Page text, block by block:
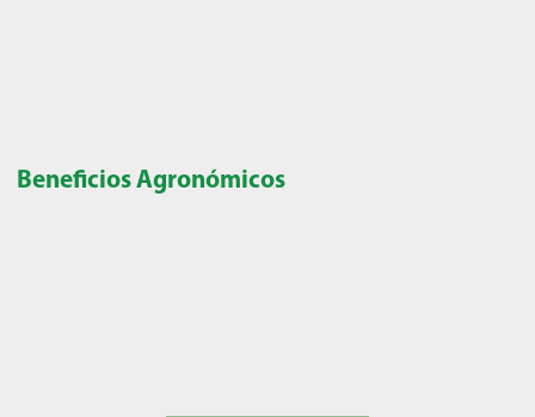
Beneficios Agronómicos